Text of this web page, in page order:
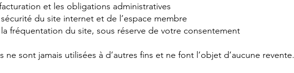
et les obligations administratives
sécurité du site internet et de l’espace membre
fréquentation du site, sous réserve de votre consentement
ne sont jamais utilisées à d’autres fins et ne font l’objet d’aucune revente.